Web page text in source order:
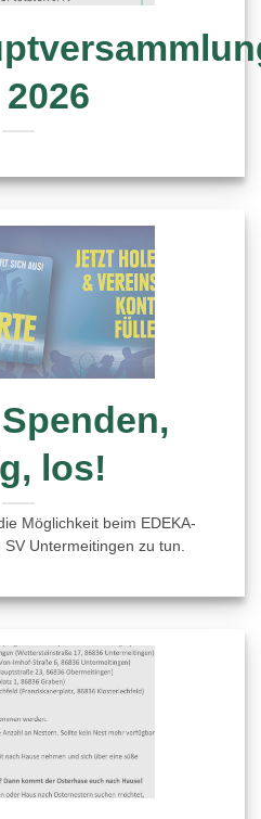
2026
los!
Möglichkeit beim EDEKA-
Untermeitingen zu tun.